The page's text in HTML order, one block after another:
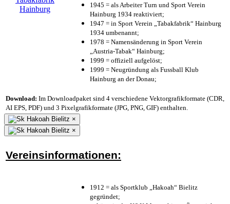
1945 = als Arbeiter Turn und Sport Verein
Hainburg 1934 reaktiviert;
1947 = in Sport Verein „Tabakfabrik“ Hainburg
1934 umbenannt;
1978 = Namensänderung in Sport Verein
„Austria-Tabak“ Hainburg;
1999 = offiziell aufgelöst;
1999 = Neugründung als Fussball Klub
Hainburg an der Donau;
Download: Im Downloadpaket sind 4 verschiedene Vektorgrafikformate (CDR,
AI EPS, PDF) und 3 Pixelgrafikformate (JPG, PNG, GIF) enthalten.
×
×
Vereinsinformationen:
1912 = als Sportklub „Hakoah“ Bielitz
gegründet;